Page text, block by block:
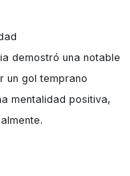
demostró una notable
un gol temprano
mentalidad positiva,